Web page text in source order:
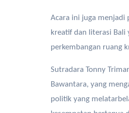
Acara ini juga menjadi
kreatif dan literasi Bali
perkembangan ruang
Sutradara Tonny
Bawantara, yang
politik yang